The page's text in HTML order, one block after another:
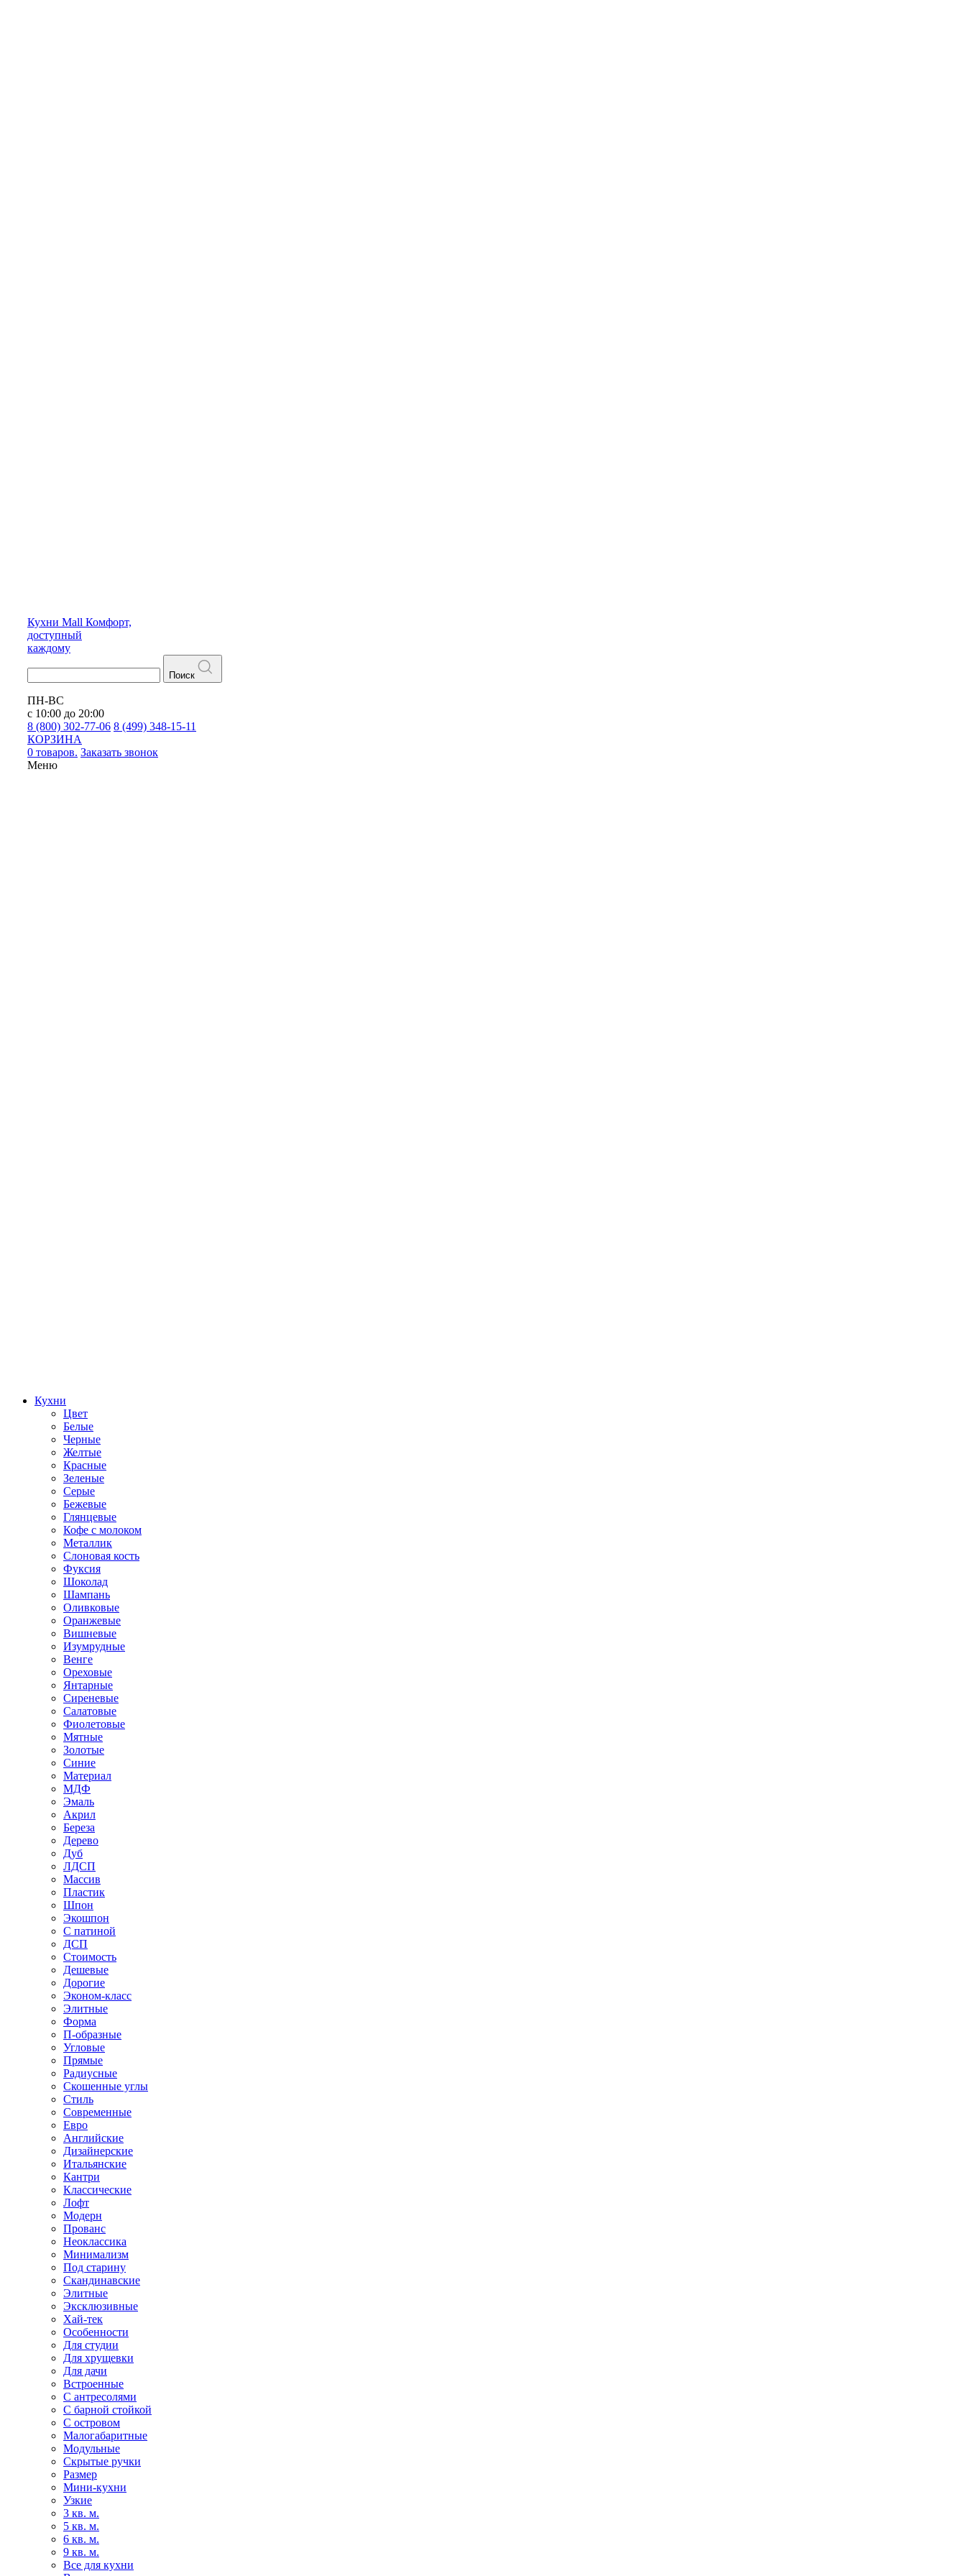
Кухни Mall Комфорт,
доступный
каждому
Поиск
ПН-ВС
с 10:00 до 20:00
8 (800) 302-77-06 8 (499) 348-15-11
КОРЗИНА
0 товаров. Заказать звонок
Меню
Кухни
Цвет
Белые
Черные
Желтые
Красные
Зеленые
Серые
Бежевые
Глянцевые
Кофе с молоком
Металлик
Слоновая кость
Фуксия
Шоколад
Шампань
Оливковые
Оранжевые
Вишневые
Изумрудные
Венге
Ореховые
Янтарные
Сиреневые
Салатовые
Фиолетовые
Мятные
Золотые
Синие
Материал
МДФ
Эмаль
Акрил
Береза
Дерево
Дуб
ЛДСП
Массив
Пластик
Шпон
Экошпон
С патиной
ДСП
Стоимость
Дешевые
Дорогие
Эконом-класс
Элитные
Форма
П-образные
Угловые
Прямые
Радиусные
Скошенные углы
Стиль
Современные
Евро
Английские
Дизайнерские
Итальянские
Кантри
Классические
Лофт
Модерн
Прованс
Неоклассика
Минимализм
Под старину
Скандинавские
Элитные
Эксклюзивные
Хай-тек
Особенности
Для студии
Для хрущевки
Для дачи
Встроенные
С антресолями
С барной стойкой
С островом
Малогабаритные
Модульные
Скрытые ручки
Размер
Мини-кухни
Узкие
3 кв. м.
5 кв. м.
6 кв. м.
9 кв. м.
Все для кухни